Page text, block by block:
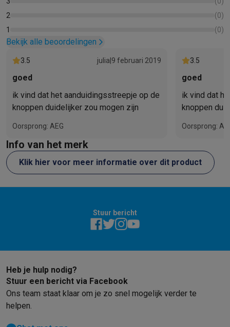
2
(0)
1
(0)
Bekijk alle beoordelingen
3.5 julia 9 februari 2019
goed
ik vind dat het aanduidingsstreepje op de
knoppen duidelijker zou mogen zijn
Oorsprong: AEG
3.5
goed
ik vind dat
knoppen
Oorsprong:
Info van het merk
Klik hier voor meer informatie over dit product
Stuur bericht
Heb je hulp nodig?
Stuur een bericht via Facebook
Ons team staat klaar om je zo snel mogelijk verder te
helpen.